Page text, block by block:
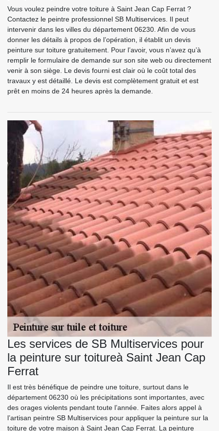
Vous voulez peindre votre toiture à Saint Jean Cap Ferrat ?
Contactez le peintre professionnel SB Multiservices. Il peut
intervenir dans les villes du département 06230. Afin de vous
donner les détails à propos de l’opération, il établit un devis
peinture sur toiture gratuitement. Pour l’avoir, vous n’avez qu’à
remplir le formulaire de demande sur son site web ou directement
venir à son siège. Le devis fourni est clair où le coût total des
travaux y est détaillé. Le devis est complètement gratuit et est
prêt en moins de 24 heures après la demande.
Les services de SB Multiservices pour
la peinture sur toitureà Saint Jean Cap
Ferrat
Il est très bénéfique de peindre une toiture, surtout dans le
département 06230 où les précipitations sont importantes, avec
des orages violents pendant toute l’année. Faites alors appel à
l’artisan peintre SB Multiservices pour appliquer la peinture sur la
toiture de votre maison à Saint Jean Cap Ferrat. La peinture